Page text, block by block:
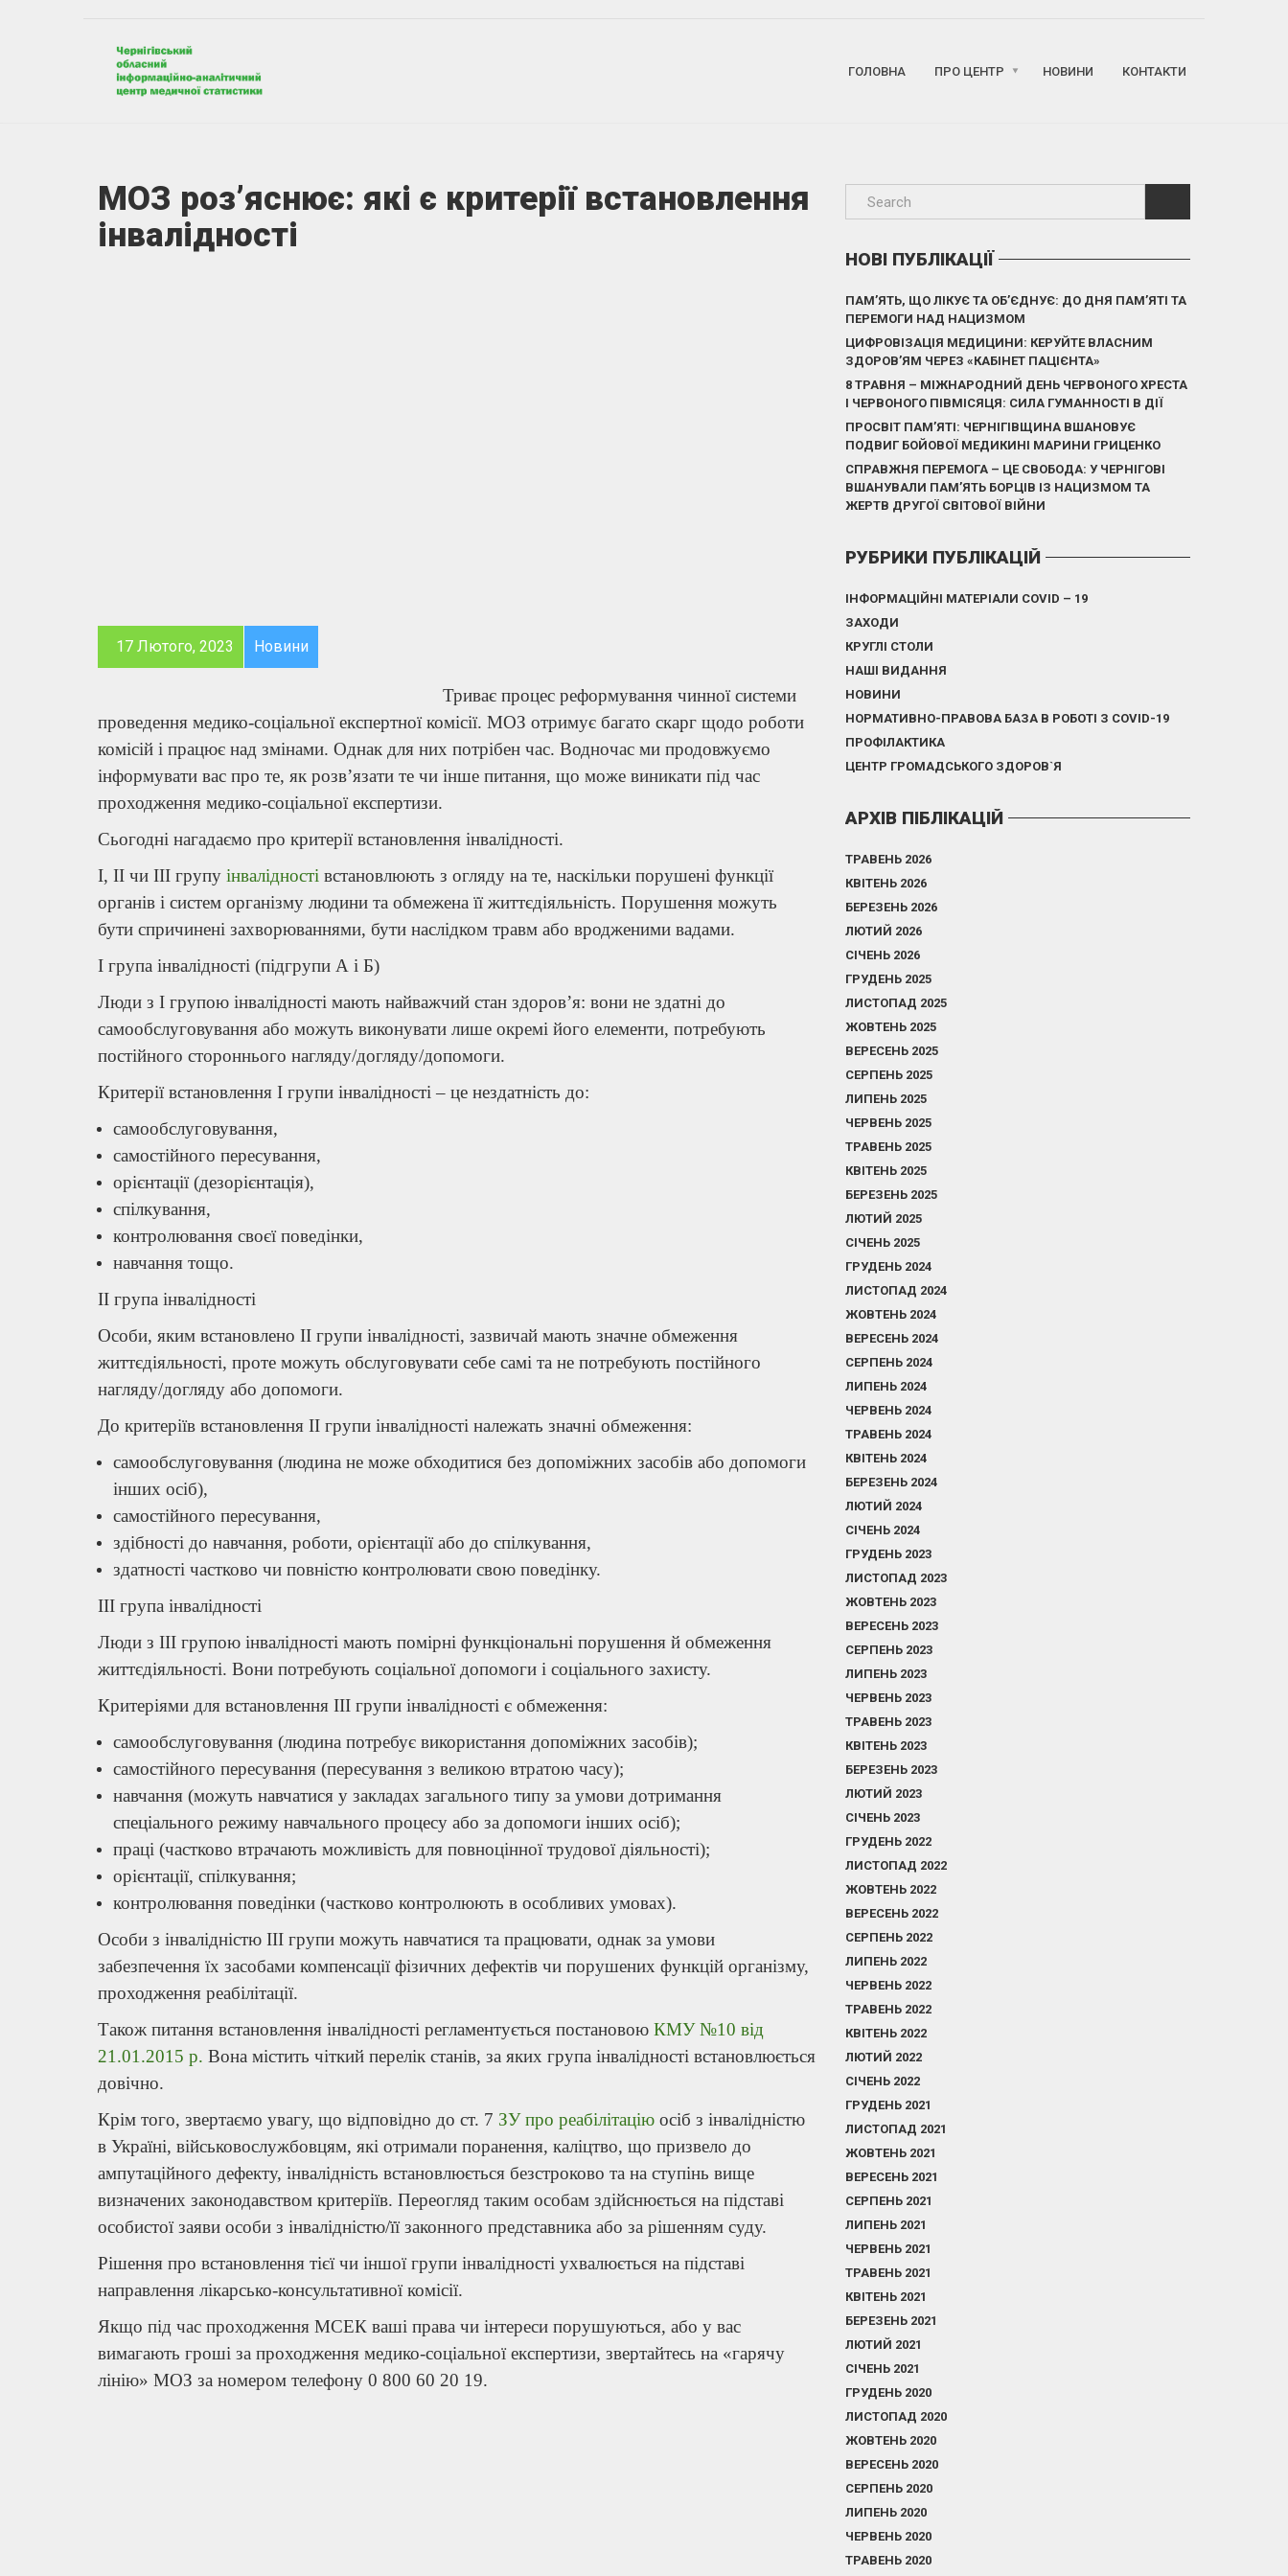
ГОЛОВНА ПРО ЦЕНТР НОВИНИ КОНТАКТИ
МОЗ роз’яснює: які є критерії встановлення
інвалідності
17 Лютого, 2023 Новини
Триває процес реформування чинної системи
проведення медико-соціальної експертної комісії. МОЗ отримує багато скарг щодо роботи
комісій і працює над змінами. Однак для них потрібен час. Водночас ми продовжуємо
інформувати вас про те, як розв’язати те чи інше питання, що може виникати під час
проходження медико-соціальної експертизи.
Сьогодні нагадаємо про критерії встановлення інвалідності.
I, II чи III групу інвалідності встановлюють з огляду на те, наскільки порушені функції
органів і систем організму людини та обмежена її життєдіяльність. Порушення можуть
бути спричинені захворюваннями, бути наслідком травм або вродженими вадами.
I група інвалідності (підгрупи А і Б)
Люди з І групою інвалідності мають найважчий стан здоров’я: вони не здатні до
самообслуговування або можуть виконувати лише окремі його елементи, потребують
постійного стороннього нагляду/догляду/допомоги.
Критерії встановлення I групи інвалідності – це нездатність до:
самообслуговування,
самостійного пересування,
орієнтації (дезорієнтація),
спілкування,
контролювання своєї поведінки,
навчання тощо.
ІI група інвалідності
Особи, яким встановлено II групи інвалідності, зазвичай мають значне обмеження
життєдіяльності, проте можуть обслуговувати себе самі та не потребують постійного
нагляду/догляду або допомоги.
До критеріїв встановлення II групи інвалідності належать значні обмеження:
самообслуговування (людина не може обходитися без допоміжних засобів або допомоги
інших осіб),
самостійного пересування,
здібності до навчання, роботи, орієнтації або до спілкування,
здатності частково чи повністю контролювати свою поведінку.
ІIІ група інвалідності
Люди з III групою інвалідності мають помірні функціональні порушення й обмеження
життєдіяльності. Вони потребують соціальної допомоги і соціального захисту.
Критеріями для встановлення III групи інвалідності є обмеження:
самообслуговування (людина потребує використання допоміжних засобів);
самостійного пересування (пересування з великою втратою часу);
навчання (можуть навчатися у закладах загального типу за умови дотримання
спеціального режиму навчального процесу або за допомоги інших осіб);
праці (частково втрачають можливість для повноцінної трудової діяльності);
орієнтації, спілкування;
контролювання поведінки (частково контролюють в особливих умовах).
Особи з інвалідністю III групи можуть навчатися та працювати, однак за умови
забезпечення їх засобами компенсації фізичних дефектів чи порушених функцій організму,
проходження реабілітації.
Також питання встановлення інвалідності регламентується постановою КМУ №10 від
21.01.2015 р. Вона містить чіткий перелік станів, за яких група інвалідності встановлюється
довічно.
Крім того, звертаємо увагу, що відповідно до ст. 7 ЗУ про реабілітацію осіб з інвалідністю
в Україні, військовослужбовцям, які отримали поранення, каліцтво, що призвело до
ампутаційного дефекту, інвалідність встановлюється безстроково та на ступінь вище
визначених законодавством критеріїв. Переогляд таким особам здійснюється на підставі
особистої заяви особи з інвалідністю/її законного представника або за рішенням суду.
Рішення про встановлення тієї чи іншої групи інвалідності ухвалюється на підставі
направлення лікарсько-консультативної комісії.
Якщо під час проходження МСЕК ваші права чи інтереси порушуються, або у вас
вимагають гроші за проходження медико-соціальної експертизи, звертайтесь на «гарячу
лінію» МОЗ за номером телефону 0 800 60 20 19.
НОВІ ПУБЛІКАЦІЇ
ПАМ’ЯТЬ, ЩО ЛІКУЄ ТА ОБ’ЄДНУЄ: ДО ДНЯ ПАМ’ЯТІ ТА
ПЕРЕМОГИ НАД НАЦИЗМОМ
ЦИФРОВІЗАЦІЯ МЕДИЦИНИ: КЕРУЙТЕ ВЛАСНИМ
ЗДОРОВ’ЯМ ЧЕРЕЗ «КАБІНЕТ ПАЦІЄНТА»
8 ТРАВНЯ – МІЖНАРОДНИЙ ДЕНЬ ЧЕРВОНОГО ХРЕСТА
І ЧЕРВОНОГО ПІВМІСЯЦЯ: СИЛА ГУМАННОСТІ В ДІЇ
ПРОСВІТ ПАМ’ЯТІ: ЧЕРНІГІВЩИНА ВШАНОВУЄ
ПОДВИГ БОЙОВОЇ МЕДИКИНІ МАРИНИ ГРИЦЕНКО
СПРАВЖНЯ ПЕРЕМОГА – ЦЕ СВОБОДА: У ЧЕРНІГОВІ
ВШАНУВАЛИ ПАМ’ЯТЬ БОРЦІВ ІЗ НАЦИЗМОМ ТА
ЖЕРТВ ДРУГОЇ СВІТОВОЇ ВІЙНИ
РУБРИКИ ПУБЛІКАЦІЙ
ІНФОРМАЦІЙНІ МАТЕРІАЛИ COVID – 19
ЗАХОДИ
КРУГЛІ СТОЛИ
НАШІ ВИДАННЯ
НОВИНИ
НОРМАТИВНО-ПРАВОВА БАЗА В РОБОТІ З COVID-19
ПРОФІЛАКТИКА
ЦЕНТР ГРОМАДСЬКОГО ЗДОРОВ`Я
АРХІВ ПІБЛІКАЦІЙ
ТРАВЕНЬ 2026
КВІТЕНЬ 2026
БЕРЕЗЕНЬ 2026
ЛЮТИЙ 2026
СІЧЕНЬ 2026
ГРУДЕНЬ 2025
ЛИСТОПАД 2025
ЖОВТЕНЬ 2025
ВЕРЕСЕНЬ 2025
СЕРПЕНЬ 2025
ЛИПЕНЬ 2025
ЧЕРВЕНЬ 2025
ТРАВЕНЬ 2025
КВІТЕНЬ 2025
БЕРЕЗЕНЬ 2025
ЛЮТИЙ 2025
СІЧЕНЬ 2025
ГРУДЕНЬ 2024
ЛИСТОПАД 2024
ЖОВТЕНЬ 2024
ВЕРЕСЕНЬ 2024
СЕРПЕНЬ 2024
ЛИПЕНЬ 2024
ЧЕРВЕНЬ 2024
ТРАВЕНЬ 2024
КВІТЕНЬ 2024
БЕРЕЗЕНЬ 2024
ЛЮТИЙ 2024
СІЧЕНЬ 2024
ГРУДЕНЬ 2023
ЛИСТОПАД 2023
ЖОВТЕНЬ 2023
ВЕРЕСЕНЬ 2023
СЕРПЕНЬ 2023
ЛИПЕНЬ 2023
ЧЕРВЕНЬ 2023
ТРАВЕНЬ 2023
КВІТЕНЬ 2023
БЕРЕЗЕНЬ 2023
ЛЮТИЙ 2023
СІЧЕНЬ 2023
ГРУДЕНЬ 2022
ЛИСТОПАД 2022
ЖОВТЕНЬ 2022
ВЕРЕСЕНЬ 2022
СЕРПЕНЬ 2022
ЛИПЕНЬ 2022
ЧЕРВЕНЬ 2022
ТРАВЕНЬ 2022
КВІТЕНЬ 2022
ЛЮТИЙ 2022
СІЧЕНЬ 2022
ГРУДЕНЬ 2021
ЛИСТОПАД 2021
ЖОВТЕНЬ 2021
ВЕРЕСЕНЬ 2021
СЕРПЕНЬ 2021
ЛИПЕНЬ 2021
ЧЕРВЕНЬ 2021
ТРАВЕНЬ 2021
КВІТЕНЬ 2021
БЕРЕЗЕНЬ 2021
ЛЮТИЙ 2021
СІЧЕНЬ 2021
ГРУДЕНЬ 2020
ЛИСТОПАД 2020
ЖОВТЕНЬ 2020
ВЕРЕСЕНЬ 2020
СЕРПЕНЬ 2020
ЛИПЕНЬ 2020
ЧЕРВЕНЬ 2020
ТРАВЕНЬ 2020